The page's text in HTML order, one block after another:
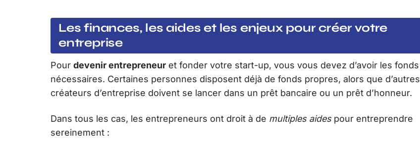
Les finances, les aides et les enjeux pour créer votre
entreprise
Pour devenir entrepreneur et fonder votre start-up, vous vous devez d’avoir les fonds
nécessaires. Certaines personnes disposent déjà de fonds propres, alors que d’autres
créateurs d’entreprise doivent se lancer dans un prêt bancaire ou un prêt d’honneur.
Dans tous les cas, les entrepreneurs ont droit à de multiples aidespour entreprendre
sereinement :